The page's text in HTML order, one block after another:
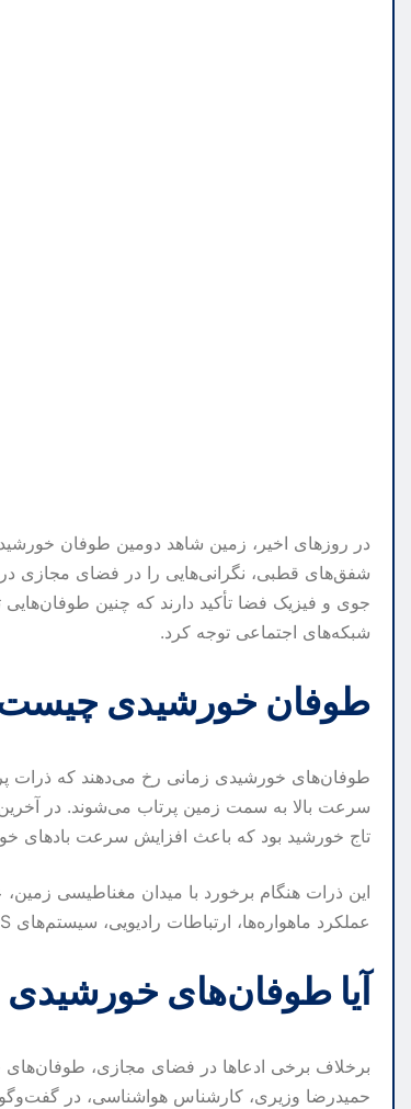
در روزهای اخیر، زمین شاهد دومین طوفان
شفق‌های قطبی، نگرانی‌هایی را در فضای مجازی
جوی و فیزیک فضا تأکید دارند که چنین طوفان‌هایی
شبکه‌های اجتماعی توجه کرد.
طوفان خورشیدی
طوفان‌های خورشیدی زمانی رخ می‌دهند که ذرات
تاج خورشید بود که باعث افزایش سرعت بادهای خورشیدی تا حدود ۹۰۰
این ذرات هنگام برخورد با میدان مغناطیسی زمین،
عملکرد ماهواره‌ها، ارتباطات رادیویی، سیستم‌های GPS و حتی شبکه‌های برق شوند.
آیا طوفان‌های خورشیدی
برخلاف برخی ادعاها در فضای مجازی، طوفان‌های
حمیدرضا وزیری، کارشناس هواشناسی، در